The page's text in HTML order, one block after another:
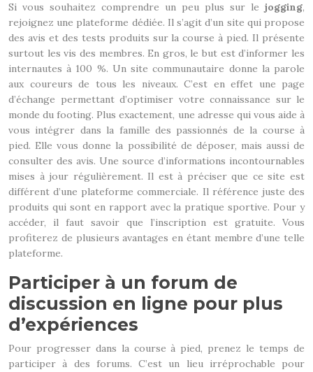
Si vous souhaitez comprendre un peu plus sur le jogging,
rejoignez une plateforme dédiée. Il s’agit d’un site qui propose
des avis et des tests produits sur la course à pied. Il présente
surtout les vis des membres. En gros, le but est d’informer les
internautes à 100 %. Un site communautaire donne la parole
aux coureurs de tous les niveaux. C’est en effet une page
d’échange permettant d’optimiser votre connaissance sur le
monde du footing. Plus exactement, une adresse qui vous aide à
vous intégrer dans la famille des passionnés de la course à
pied. Elle vous donne la possibilité de déposer, mais aussi de
consulter des avis. Une source d’informations incontournables
mises à jour régulièrement. Il est à préciser que ce site est
différent d’une plateforme commerciale. Il référence juste des
produits qui sont en rapport avec la pratique sportive. Pour y
accéder, il faut savoir que l’inscription est gratuite. Vous
profiterez de plusieurs avantages en étant membre d’une telle
plateforme.
Participer à un forum de
discussion en ligne pour plus
d’expériences
Pour progresser dans la course à pied, prenez le temps de
participer à des forums. C’est un lieu irréprochable pour